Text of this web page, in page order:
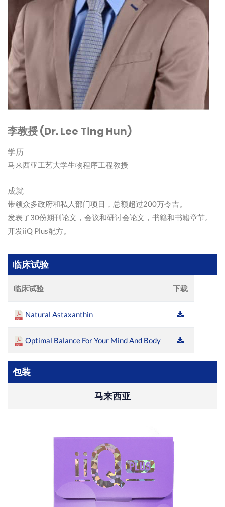
李教授 (Dr. Lee Ting Hun)
学历
马来西亚工艺大学生物程序工程教授
成就
带领众多政府和私人部门项目，总额超过200万令吉。
发表了30份期刊论文，会议和研讨会论文，书籍和书籍章节。
开发iiQ Plus配方。
临床试验
临床试验 下载
Natural Astaxanthin
Optimal Balance For Your Mind And Body
包装
马来西亚